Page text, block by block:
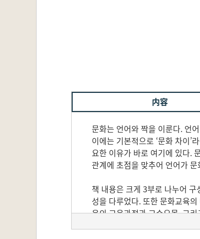
内容
문화는 언어와 짝을 이룬다. 언
이에는 기본적으로 ‘문화 차이
요한 이유가 바로 여기에 있다.
관계에 초점을 맞추어 언어가
책 내용은 크게 3부로 나누어
성을 다루었다. 또한 문화교육
육의 교육과정과 교수요목, 그
류하여 시기별 특징을 살펴보